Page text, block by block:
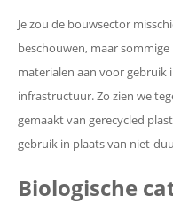
Je zou de bouwsector
beschouwen, maar
materialen aan voor gebruik
infrastructuur. Zo zien we
gemaakt van gerecycled
gebruik in plaats van niet-
Biologische